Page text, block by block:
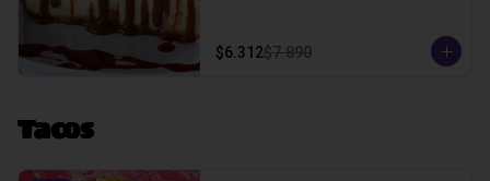
$6.312$7.890
Tacos